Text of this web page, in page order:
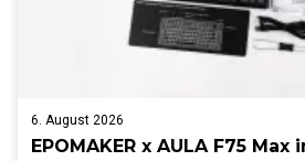
6. August 2026
EPOMAKER x AULA F75 Max